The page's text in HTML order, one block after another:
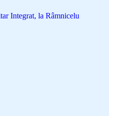
Integrat, la Râmnicelu